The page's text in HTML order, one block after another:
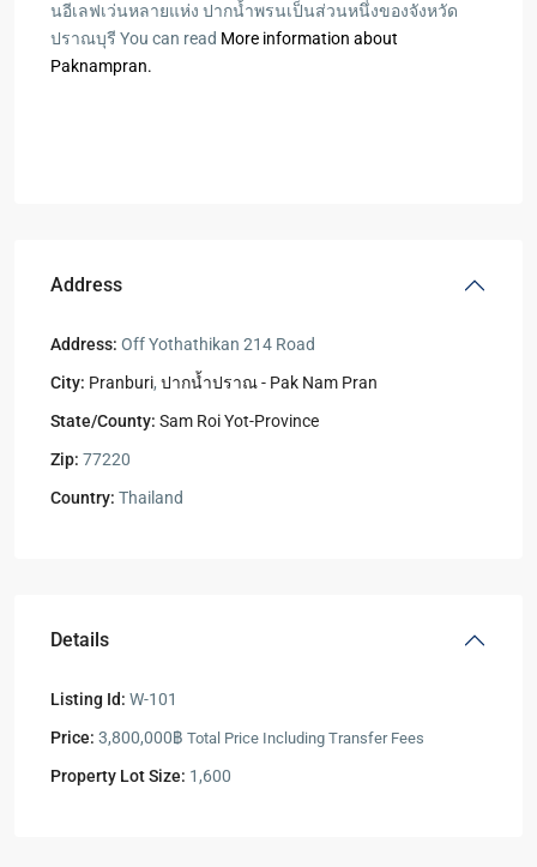
นอีเลฟเว่นหลายแห่ง ปากน้ำพรนเป็นส่วนหนึ่งของจังหวัด
ปราณบุรี You can read More information about
Paknampran.
Address
Address: Off Yothathikan 214 Road
City: Pranburi, ปากน้ำปราณ - Pak Nam Pran
State/County: Sam Roi Yot-Province
Zip: 77220
Country: Thailand
Details
Listing Id: W-101
Price: 3,800,000฿ Total Price Including Transfer Fees
Property Lot Size: 1,600